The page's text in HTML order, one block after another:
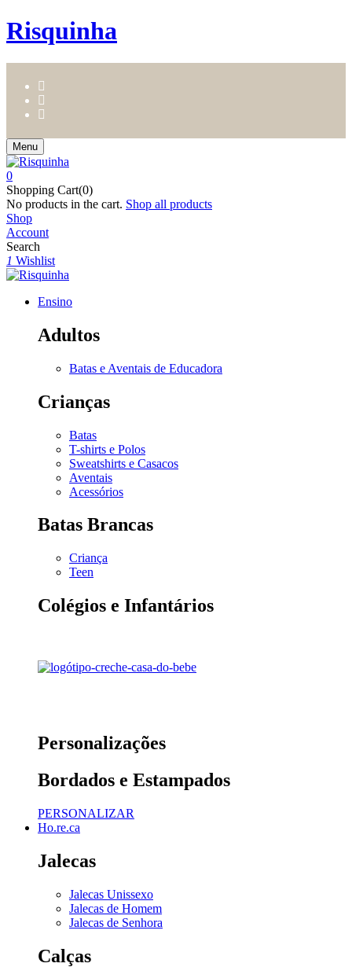
Risquinha
Menu
0
Shopping Cart(0)
No products in the cart. Shop all products
Shop
Account
Search
1 Wishlist
Ensino
Adultos
Batas e Aventais de Educadora
Crianças
Batas
T-shirts e Polos
Sweatshirts e Casacos
Aventais
Acessórios
Batas Brancas
Criança
Teen
Colégios e Infantários
Personalizações
Bordados e Estampados
PERSONALIZAR
Ho.re.ca
Jalecas
Jalecas Unissexo
Jalecas de Homem
Jalecas de Senhora
Calças